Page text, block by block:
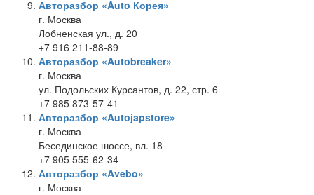
Авторазбор «Auto Корея»
г. Москва
Лобненская ул., д. 20
+7 916 211-88-89
Авторазбор «Autobreaker»
г. Москва
ул. Подольских Курсантов, д. 22, стр. 6
+7 985 873-57-41
Авторазбор «Autojapstore»
г. Москва
Бесединское шоссе, вл. 18
+7 905 555-62-34
Авторазбор «Avebo»
г. Москва